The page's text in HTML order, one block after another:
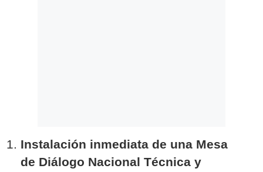
Instalación inmediata de una Mesa
de Diálogo Nacional Técnica y